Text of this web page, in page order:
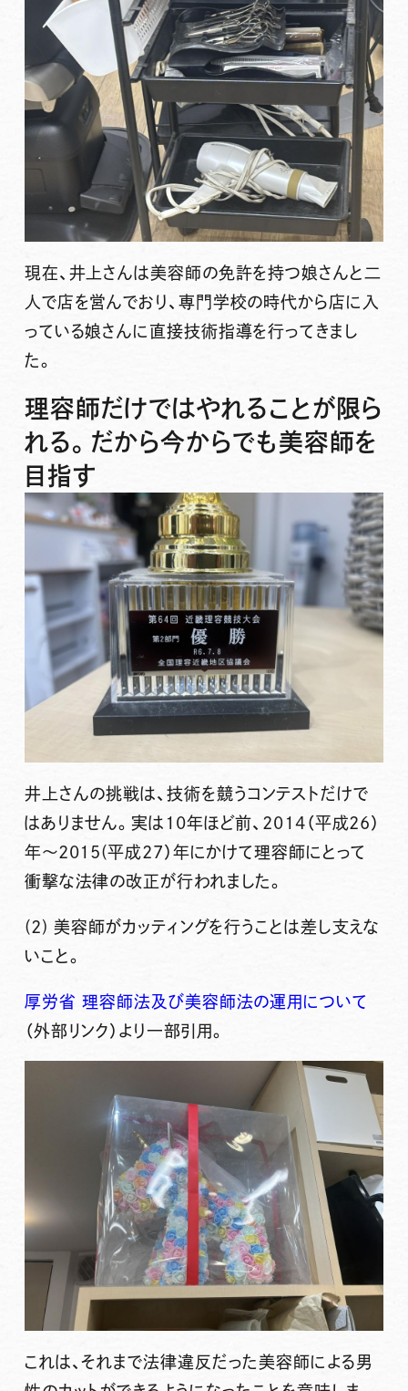
現在、井上さんは美容師の免許を持つ娘さんと二
人で店を営んでおり、専門学校の時代から店に入
っている娘さんに直接技術指導を行ってきまし
た。
理容師だけではやれることが限ら
れる。だから今からでも美容師を
目指す
井上さんの挑戦は、技術を競うコンテストだけで
はありません。実は10年ほど前、2014（平成26）
年～2015(平成27）年にかけて理容師にとって
衝撃な法律の改正が行われました。
(2) 美容師がカッティングを行うことは差し支えな
いこと。
厚労省 理容師法及び美容師法の運用について
（外部リンク） より一部引用。
これは、それまで法律違反だった美容師による男